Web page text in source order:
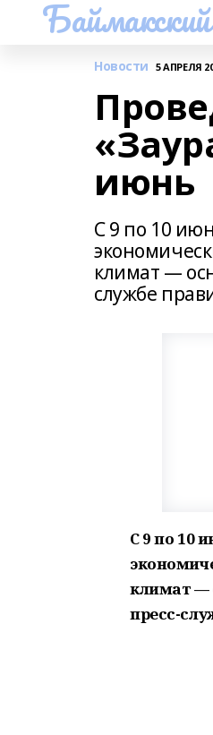
Новости 5 АПРЕЛЯ
июнь
С 9 по 10
климат —
службе
С 9 по 10
климат —
пресс-